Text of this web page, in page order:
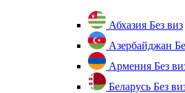
Абхазия Без виз
Азербайджан
Армения Без
Беларусь Без